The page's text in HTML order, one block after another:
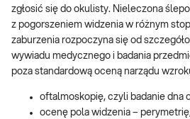
zgłosić się do okulisty. Nieleczona
z pogorszeniem widzenia w różnym
zaburzenia rozpoczyna się od
wywiadu medycznego i badania
poza standardową oceną narządu
oftalmoskopię, czyli badanie dna
ocenę pola widzenia –